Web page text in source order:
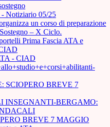
Notiziario 05/25
un corso di preparazione
– X Ciclo.
Prima Fascia ATA e
- CIAD
SCIOPERO BREVE 7
INSEGNANTI-BERGAMO:
BREVE 7 MAGGIO